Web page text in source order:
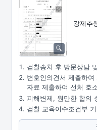
강제추
검찰송치 후 방문상담
변호인의견서 제출하여
자료 제출하여 선처 호
피해변제, 원만한 합의
검찰 교육이수조건부